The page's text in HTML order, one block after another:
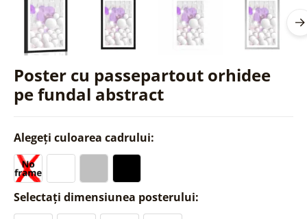
Poster cu passepartout orhidee
pe fundal abstract
Alegeți culoarea cadrului:
Selectați dimensiunea posterului: